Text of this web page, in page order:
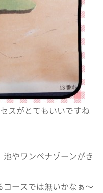
スがとてもいいですね
やワンペナゾーンがき
ースでは無いかなぁ～